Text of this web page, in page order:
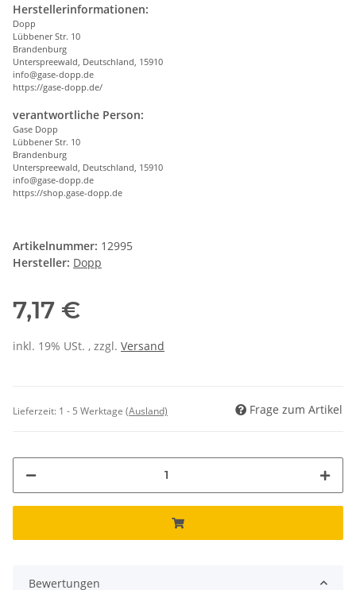
Herstellerinformationen:
Dopp
Lübbener Str. 10
Brandenburg
Unterspreewald, Deutschland, 15910
info@gase-dopp.de
https://gase-dopp.de/
verantwortliche Person:
Gase Dopp
Lübbener Str. 10
Brandenburg
Unterspreewald, Deutschland, 15910
info@gase-dopp.de
https://shop.gase-dopp.de
Artikelnummer: 12995
Hersteller: Dopp
7,17 €
inkl. 19% USt. , zzgl. Versand
Lieferzeit: 1 - 5 Werktage (Ausland) Frage zum Artikel
Bewertungen